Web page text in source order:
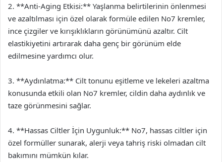
2. **Anti-Aging Etkisi:** Yaşlanma belirtilerinin önlenmesi
ve azaltılması için özel olarak formüle edilen No7 kremler,
ince çizgiler ve kırışıklıkların görünümünü azaltır. Cilt
elastikiyetini artırarak daha genç bir görünüm elde
edilmesine yardımcı olur.
3. **Aydınlatma:** Cilt tonunu eşitleme ve lekeleri azaltma
konusunda etkili olan No7 kremler, cildin daha aydınlık ve
taze görünmesini sağlar.
4. **Hassas Ciltler İçin Uygunluk:** No7, hassas ciltler için
özel formüller sunarak, alerji veya tahriş riski olmadan cilt
bakımını mümkün kılar.